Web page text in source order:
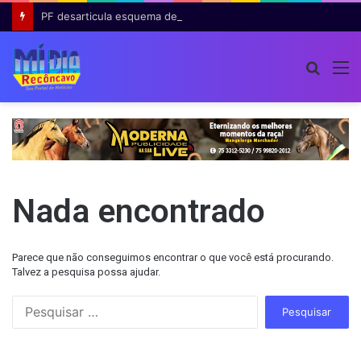
Nada encontrado
Parece que não conseguimos encontrar o que você está procurando.
Talvez a pesquisa possa ajudar.